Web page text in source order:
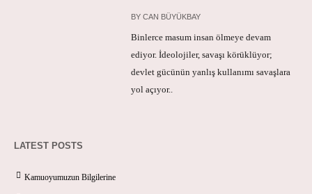
BYCAN BÜYÜKBAY
Binlerce masum insan ölmeye devam
ediyor. İdeolojiler, savaşı körüklüyor;
devlet gücünün yanlış kullanımı savaşlara
yol açıyor..
LATEST POSTS
Kamuoyumuzun Bilgilerine